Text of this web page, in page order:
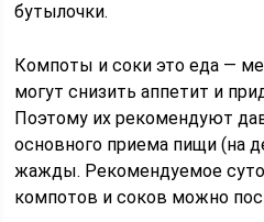
бутылочки.
Компоты и соки это еда —
могут снизить аппетит и
Поэтому их рекомендуют
основного приема пищи (на
жажды. Рекомендуемое
компотов и соков можно